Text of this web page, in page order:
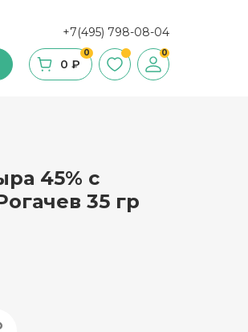
+7(495) 798-08-04
0
0 ₽
0
45% с
35 гр
мюсли